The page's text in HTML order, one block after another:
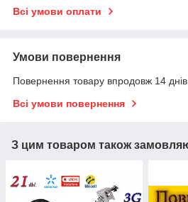
Всі умови оплати
Умови повернення
Повернення товару впродовж 14
Всі умови повернення
З цим товаром також